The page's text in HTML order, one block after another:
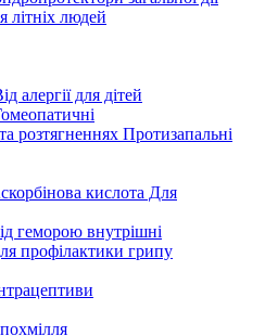
літніх людей
алергії для дітей
розтягненнях Протизапальні
кислота Для
геморою внутрішні
профілактики грипу